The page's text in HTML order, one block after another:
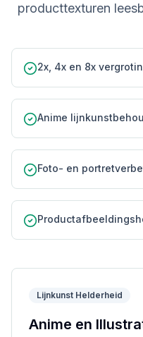
producttexturen
2x, 4x en 8x
Anime
Foto- en
Lijnkunst Helderheid
Anime en